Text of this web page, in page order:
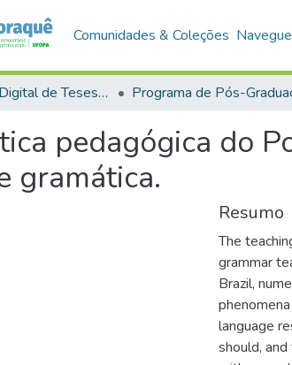
Comunidades & Coleções
Biblioteca Digital de Teses e Dissertações (BDTD)
pedagógica do
gramática.
Resumo
The
grammar
Brazil,
language
should,